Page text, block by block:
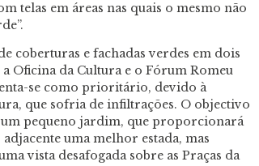
telas em áreas nas quais o mesmo não
coberturas e fachadas verdes em dois
Oficina da Cultura e o Fórum Romeu
se como prioritário, devido à
que sofria de infiltrações. O objectivo
um pequeno jardim, que proporcionará
uma melhor estada, mas
vista desafogada sobre as Praças da